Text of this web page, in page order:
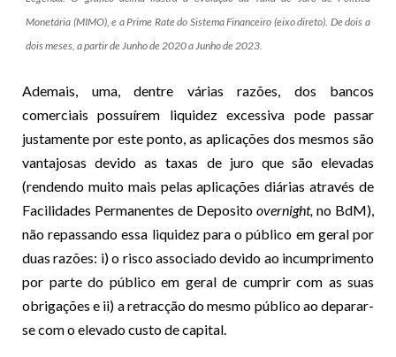
Monetária (MIMO), e a Prime Rate do Sistema Financeiro (eixo direto). De dois a
dois meses, a partir de Junho de 2020 a Junho de 2023.
Ademais, uma, dentre várias razões, dos bancos
comerciais possuírem liquidez excessiva pode passar
justamente por este ponto, as aplicações dos mesmos são
vantajosas devido as taxas de juro que são elevadas
(rendendo muito mais pelas aplicações diárias através de
Facilidades Permanentes de Deposito overnight, no BdM),
não repassando essa liquidez para o público em geral por
duas razões: i) o risco associado devido ao incumprimento
por parte do público em geral de cumprir com as suas
obrigações e ii) a retracção do mesmo público ao deparar-
se com o elevado custo de capital.